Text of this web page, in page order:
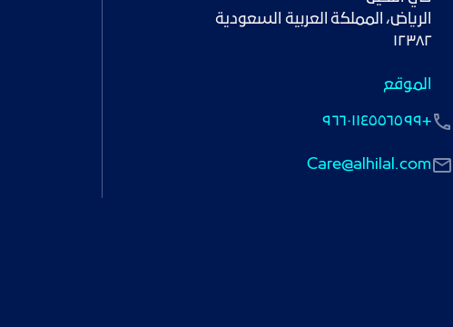
١٢٣٨٢
الموقع
Care@alhilal.com
+٩٦٦٠١١٤٥٥٦٥٩٩